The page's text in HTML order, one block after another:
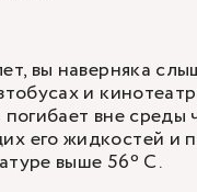
вы наверняка
и
вне среды
его жидкостей и
выше 56º С.